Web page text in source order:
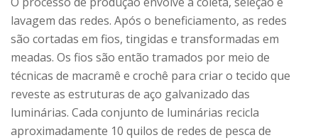
lavagem das redes. Após o beneficiamento, as redes
são cortadas em fios, tingidas e transformadas em
meadas. Os fios são então tramados por meio de
técnicas de macramê e crochê para criar o tecido que
reveste as estruturas de aço galvanizado das
luminárias. Cada conjunto de luminárias recicla
aproximadamente 10 quilos de redes de pesca de